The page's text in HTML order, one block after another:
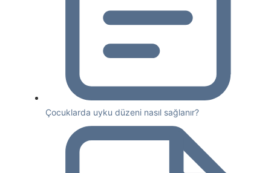
Çocuklarda uyku düzeni nasıl sağlanır?